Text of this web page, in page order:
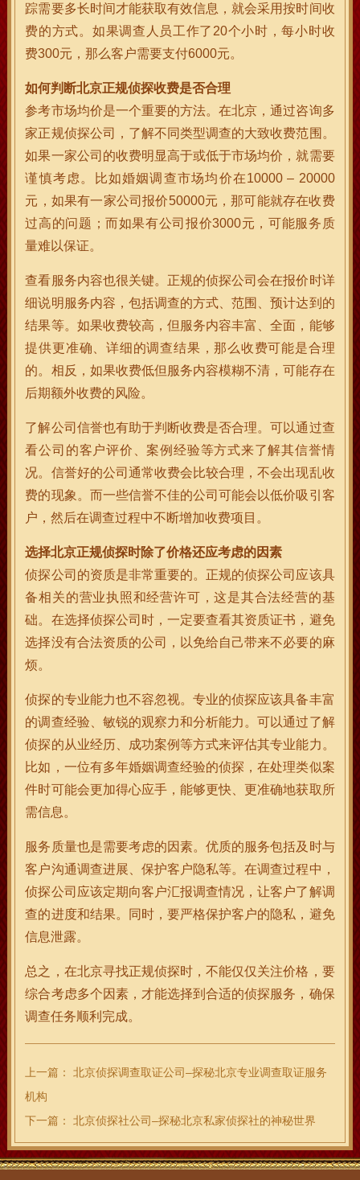
踪需要多长时间才能获取有效信息，就会采用按时间收
费的方式。如果调查人员工作了20个小时，每小时收
费300元，那么客户需要支付6000元。
如何判断北京正规侦探收费是否合理
参考市场均价是一个重要的方法。在北京，通过咨询多
家正规侦探公司，了解不同类型调查的大致收费范围。
如果一家公司的收费明显高于或低于市场均价，就需要
谨慎考虑。比如婚姻调查市场均价在10000 – 20000
元，如果有一家公司报价50000元，那可能就存在收费
过高的问题；而如果有公司报价3000元，可能服务质
量难以保证。
查看服务内容也很关键。正规的侦探公司会在报价时详
细说明服务内容，包括调查的方式、范围、预计达到的
结果等。如果收费较高，但服务内容丰富、全面，能够
提供更准确、详细的调查结果，那么收费可能是合理
的。相反，如果收费低但服务内容模糊不清，可能存在
后期额外收费的风险。
了解公司信誉也有助于判断收费是否合理。可以通过查
看公司的客户评价、案例经验等方式来了解其信誉情
况。信誉好的公司通常收费会比较合理，不会出现乱收
费的现象。而一些信誉不佳的公司可能会以低价吸引客
户，然后在调查过程中不断增加收费项目。
选择北京正规侦探时除了价格还应考虑的因素
侦探公司的资质是非常重要的。正规的侦探公司应该具
备相关的营业执照和经营许可，这是其合法经营的基
础。在选择侦探公司时，一定要查看其资质证书，避免
选择没有合法资质的公司，以免给自己带来不必要的麻
烦。
侦探的专业能力也不容忽视。专业的侦探应该具备丰富
的调查经验、敏锐的观察力和分析能力。可以通过了解
侦探的从业经历、成功案例等方式来评估其专业能力。
比如，一位有多年婚姻调查经验的侦探，在处理类似案
件时可能会更加得心应手，能够更快、更准确地获取所
需信息。
服务质量也是需要考虑的因素。优质的服务包括及时与
客户沟通调查进展、保护客户隐私等。在调查过程中，
侦探公司应该定期向客户汇报调查情况，让客户了解调
查的进度和结果。同时，要严格保护客户的隐私，避免
信息泄露。
总之，在北京寻找正规侦探时，不能仅仅关注价格，要
综合考虑多个因素，才能选择到合适的侦探服务，确保
调查任务顺利完成。
上一篇：
北京侦探调查取证公司–探秘北京专业调查取证服务
机构
下一篇：
北京侦探社公司–探秘北京私家侦探社的神秘世界